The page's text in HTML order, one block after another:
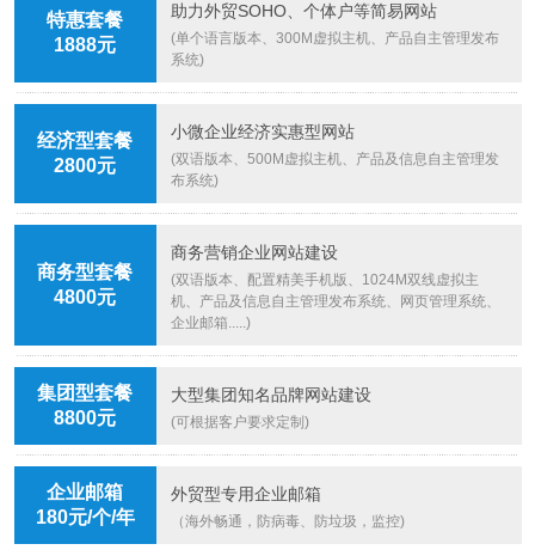
特惠套餐
1888元
助力外贸SOHO、个体户等简易网站
(单个语言版本、300M虚拟主机、产品自主管理发布
系统)
经济型套餐
2800元
小微企业经济实惠型网站
(双语版本、500M虚拟主机、产品及信息自主管理发
布系统)
商务型套餐
4800元
商务营销企业网站建设
(双语版本、配置精美手机版、1024M双线虚拟主
机、产品及信息自主管理发布系统、网页管理系统、
企业邮箱.....)
集团型套餐
8800元
大型集团知名品牌网站建设
(可根据客户要求定制)
企业邮箱
180元/个/年
外贸型专用企业邮箱
（海外畅通，防病毒、防垃圾，监控)